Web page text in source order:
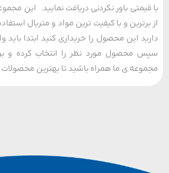
باور نکردنی دریافت نمایید. این مجموعه
و با کیفیت ترین مواد و متریال استفاده
این محصول را خریداری کنید ابتدا باید
محصول مورد نظر را انتخاب کرده و بر روی
ی ما همراه باشید تا بهترین محصولات را به